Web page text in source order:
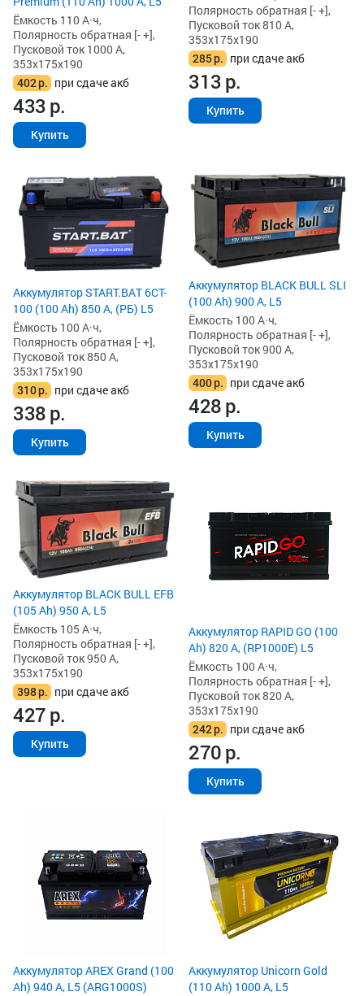
Ёмкость 110 А·ч,
Полярность обратная [- +],
Пусковой ток 1000 А,
353x175x190
402р. при сдаче акб
433р.
Купить
Полярность обратная [- +],
Пусковой ток 810 А,
353x175x190
285р. при сдаче акб
313р.
Купить
Аккумулятор START.BAT 6CT-
100 (100 Ah) 850 А, (РБ) L5
Ёмкость 100 А·ч,
Полярность обратная [- +],
Пусковой ток 850 А,
353x175x190
310р. при сдаче акб
338р.
Купить
Аккумулятор BLACK BULL SLI
(100 Ah) 900 А, L5
Ёмкость 100 А·ч,
Полярность обратная [- +],
Пусковой ток 900 А,
353x175x190
400р. при сдаче акб
428р.
Купить
Аккумулятор BLACK BULL EFB
(105 Ah) 950 А, L5
Ёмкость 105 А·ч,
Полярность обратная [- +],
Пусковой ток 950 А,
353x175x190
398р. при сдаче акб
427р.
Купить
Аккумулятор RAPID GO (100
Ah) 820 А, (RP1000E) L5
Ёмкость 100 А·ч,
Полярность обратная [- +],
Пусковой ток 820 А,
353x175x190
242р. при сдаче акб
270р.
Купить
Аккумулятор AREX Grand (100
Ah) 940 А, L5 (ARG1000S)
Аккумулятор Unicorn Gold
(110 Ah) 1000 А, L5